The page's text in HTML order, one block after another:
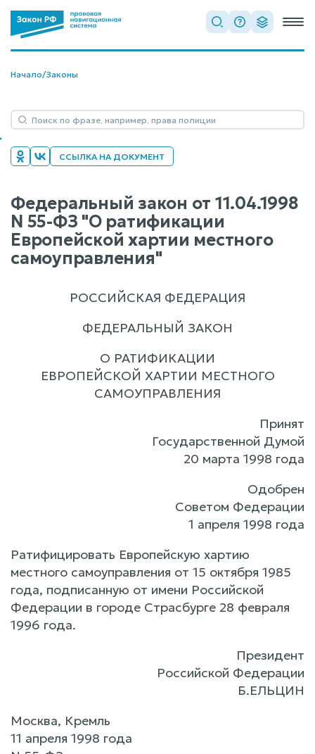
Начало/Законы
ССЫЛКА НА ДОКУМЕНТ
Федеральный закон от 11.04.1998
N 55-ФЗ "О ратификации
Европейской хартии местного
самоуправления"
РОССИЙСКАЯ ФЕДЕРАЦИЯ
ФЕДЕРАЛЬНЫЙ ЗАКОН
О РАТИФИКАЦИИ
ЕВРОПЕЙСКОЙ ХАРТИИ МЕСТНОГО
САМОУПРАВЛЕНИЯ
Принят
Государственной Думой
20 марта 1998 года
Одобрен
Советом Федерации
1 апреля 1998 года
Ратифицировать Европейскую хартию
местного самоуправления от 15 октября 1985
года, подписанную от имени Российской
Федерации в городе Страсбурге 28 февраля
1996 года.
Президент
Российской Федерации
Б.ЕЛЬЦИН
Москва, Кремль
11 апреля 1998 года